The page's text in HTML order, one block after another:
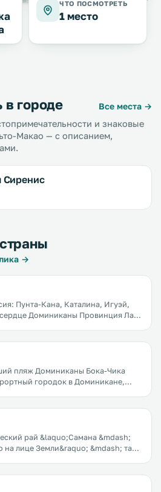
ЧТО ПОСМОТРЕТЬ
1 место
в городе
Все места →
и знаковые
Макао — с описанием,
Сиренис
→
Пунта-Кана, Каталина, Игуэй,
Провинция Ла
привезенной сюда еще
Доминиканы Бока-Чика
городок в Доминикане,
и большей популярностью и
один из самых известных
&mdash;
на лице Земли&raquo; &mdash; так